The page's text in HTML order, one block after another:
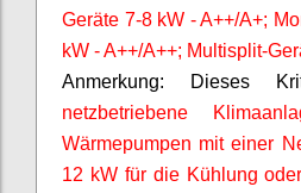
Geräte 7-8 kW - A++/A+;
kW - A++/A++; Multisplit-
Anmerkung: Dieses
netzbetriebene
Wärmepumpen mit einer
12 kW für die Kühlung